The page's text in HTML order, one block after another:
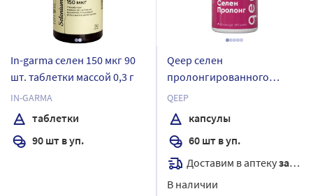
In-garma селен 150 мкг 90
шт. таблетки массой 0,3 г
IN-GARMA
таблетки
90 шт в уп.
Qeep селен
пролонгированного
действия 60 шт. капсулы
массой 330 мг
QEEP
капсулы
60 шт в уп.
Доставим в аптекузавтра
В наличии